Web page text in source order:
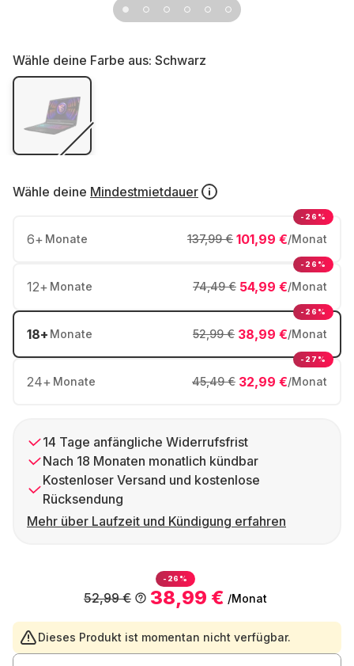
Wähle deine Farbe aus: Schwarz
Wähle deine Mindestmietdauer
6+ Monate 101,99 €/Monat
137,99 €
-26%
12+ Monate 54,99 €/Monat
74,49 €
-26%
18+ Monate 38,99 €/Monat
52,99 €
-26%
24+ Monate 32,99 €/Monat
45,49 €
-27%
14 Tage anfängliche Widerrufsfrist
Nach 18 Monaten monatlich kündbar
Kostenloser Versand und kostenlose
Rücksendung
Mehr über Laufzeit und Kündigung erfahren
-26%
38,99 € /Monat
52,99 €
Dieses Produkt ist momentan nicht verfügbar.